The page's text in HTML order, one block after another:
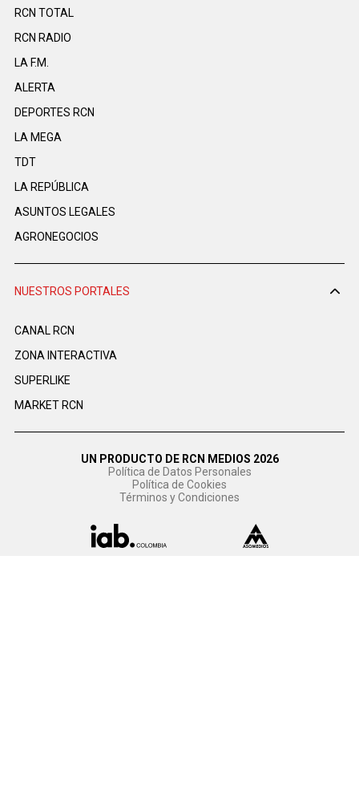
RCN TOTAL
RCN RADIO
LA F.M.
ALERTA
DEPORTES RCN
LA MEGA
TDT
LA REPÚBLICA
ASUNTOS LEGALES
AGRONEGOCIOS
NUESTROS PORTALES
CANAL RCN
ZONA INTERACTIVA
SUPERLIKE
MARKET RCN
UN PRODUCTO DE RCN MEDIOS 2026
Política de Datos Personales
Política de Cookies
Términos y Condiciones